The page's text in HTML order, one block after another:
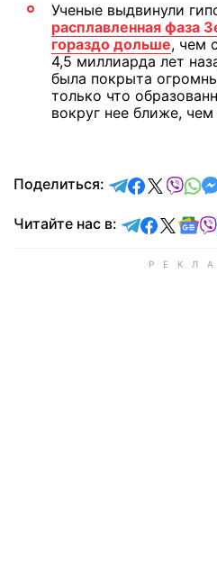
Ученые выдвинули
расплавленная фаза
гораздо дольше, чем
4,5 миллиарда лет
была покрыта
только что
вокруг нее ближе, чем
Поделиться: отправить в
Читайте нас в: Читайте в
Читайте